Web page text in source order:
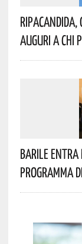
Ripacandida,
Auguri A Chi
Barile Entra
Programma